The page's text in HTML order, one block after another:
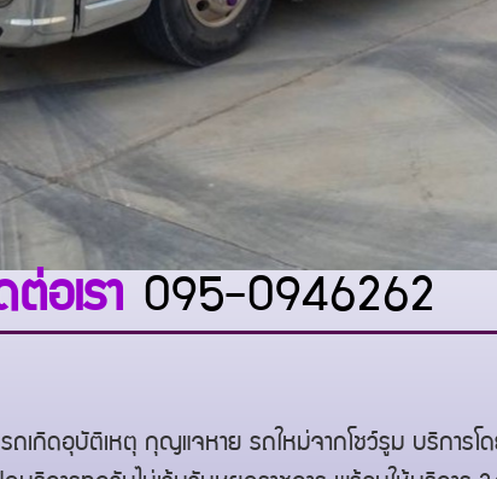
ต่อเรา 095-0946262
เกิดอุบัติเหตุ กุญแจหาย รถใหม่จากโชว์รูม บริการโ